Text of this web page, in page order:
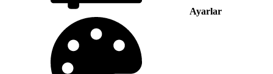
Ayarlar